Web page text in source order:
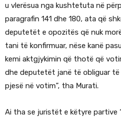
u vlerësua nga kushtetuta në
paragrafin 141 dhe 180, ata që
deputetët e opozitës që nuk
tani të konfirmuar, nëse kanë
kemi aktgjykimin që thotë që
dhe deputetët janë të obliguar
pjesë në votim”, tha Murati.
Ai tha se juristët e këtyre partive